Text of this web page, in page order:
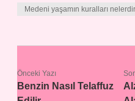
Medeni yaşamın kuralları nelerdir
Önceki Yazı
Benzin Nasıl Telaffuz